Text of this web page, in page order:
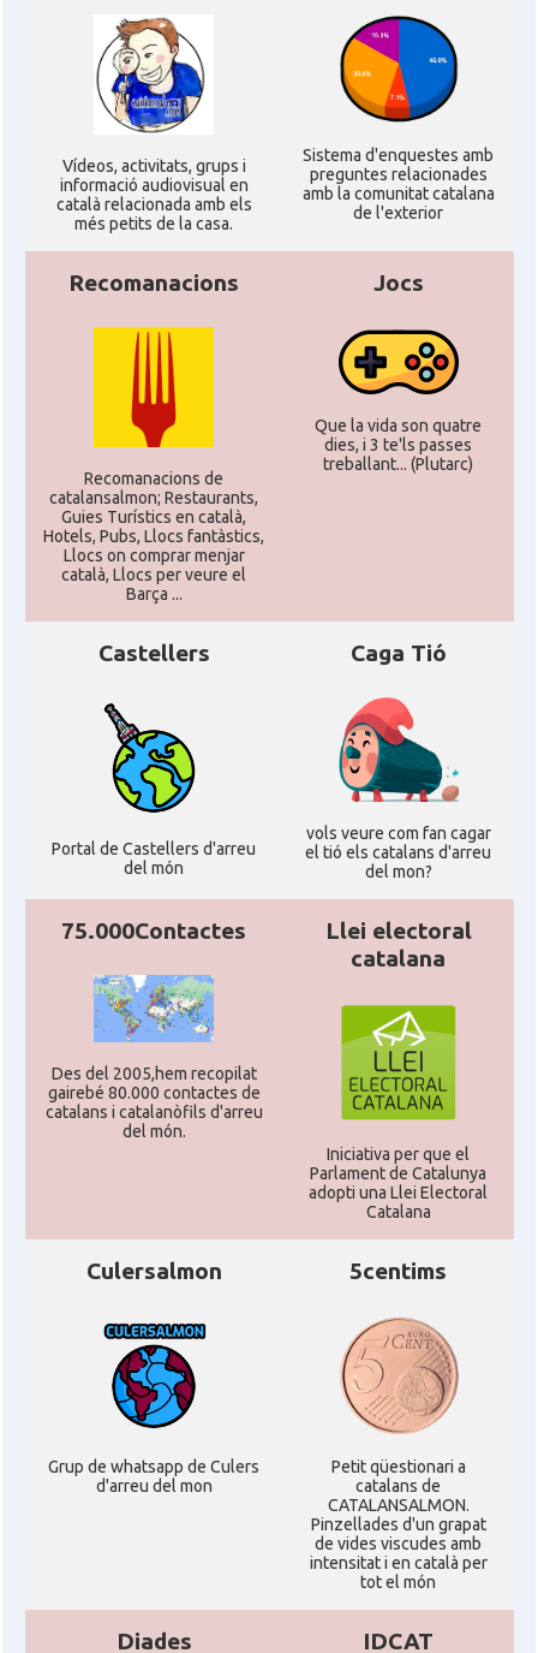
Casal Casal Català del Nord de Califòrnia
Casal dels Països Catalans a
Califòrnia
Casal Catalan Institute of America
Casal Fundació Paulí Bellet
North American Catalan Society
(NACS)
Acció ACCIÓ a Austin
Acció
Acció
Acció Acció a Washington DC
Acció ACCIÓ Miami
Delegació
Delegació del Govern als Estats
Units i Canadà (New York)
Delegació
Consolat
Consolat general a Chicago
Consolat Consolat general a Houston
Consolat general a Los Angeles
Consolat Consolat general a Miami
Consolat Consolat general a New York City
Consolat Consolat general a San Francisco
Consolat Consolat general a Washington
Ambaixada espanyola a Estats Units
d'Amèrica
* + ambaixades i consolats
Ví­deos, activitats, grups i
informació audiovisual en
català relacionada amb els
més petits de la casa.
Sistema d'enquestes amb
preguntes relacionades
amb la comunitat catalana
de l'exterior
Recomanacions
Recomanacions de
catalansalmon; Restaurants,
Guies Turístics en català,
Hotels, Pubs, Llocs fantàstics,
Llocs on comprar menjar
català, Llocs per veure el
Barça ...
Jocs
Que la vida son quatre
dies, i 3 te'ls passes
treballant... (Plutarc)
Castellers
Portal de Castellers d'arreu
del món
Caga Tió
vols veure com fan cagar
el tió els catalans d'arreu
del mon?
75.000Contactes
Des del 2005,hem recopilat
gairebé 80.000 contactes de
catalans i catalanòfils d'arreu
del món.
Llei electoral
catalana
Iniciativa per que el
Parlament de Catalunya
adopti una Llei Electoral
Catalana
Culersalmon
Grup de whatsapp de Culers
d'arreu del mon
5centims
Petit qüestionari a
catalans de
CATALANSALMON.
Pinzellades d'un grapat
de vides viscudes amb
intensitat i en català per
tot el món
Diades IDCAT